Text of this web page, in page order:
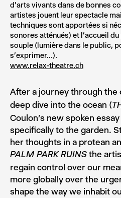
After a journey through the
deep dive into the ocean (
Coulon’s new spoken
specifically to the garden.
her thoughts in a protean
PALM PARK RUINS the
regain control over our
more globally over the
shape the way we inhabit
d’arts vivants dans de bonnes
artistes jouent leur spectacle
techniques sont apportées si
sonores atténués) et l’accueil
souple (lumière dans le public,
s’exprimer…).
www.relax-theatre.ch